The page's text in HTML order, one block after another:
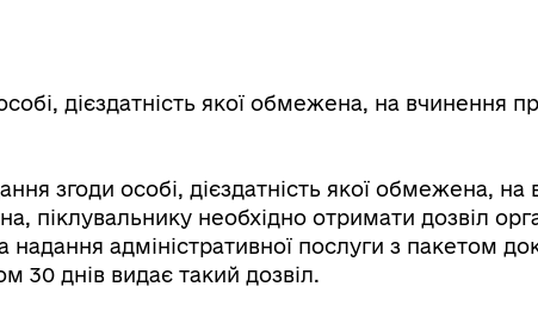
дієздатність якої обмежена, на вчинення
згоди особі, дієздатність якої обмежена, на
піклувальнику необхідно отримати дозвіл
адміністративної послуги з пакетом
30 днів видає такий дозвіл.